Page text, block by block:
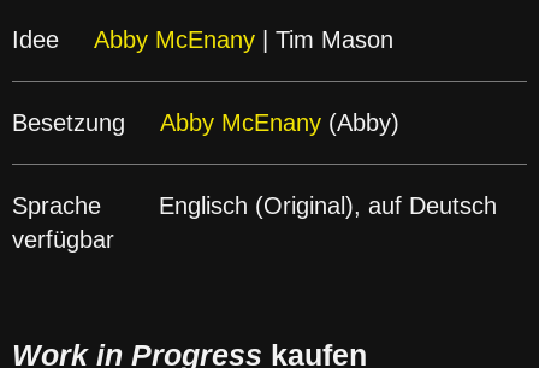
Idee Abby McEnany | Tim Mason
Besetzung Abby McEnany (Abby)
Sprache Englisch (Original), auf Deutsch
verfügbar
Work in Progress kaufen